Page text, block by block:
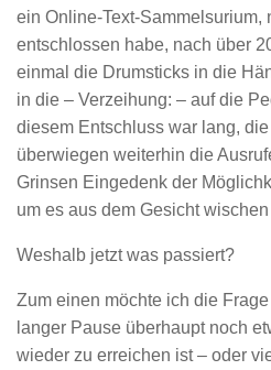
ein Online-Text-Sammelsurium,
entschlossen habe, nach über
einmal die Drumsticks in die
in die – Verzeihung: – auf die
diesem Entschluss war lang,
überwiegen weiterhin die
Grinsen Eingedenk der
um es aus dem Gesicht
Weshalb jetzt was passiert?
Zum einen möchte ich die
langer Pause überhaupt noch
wieder zu erreichen ist – oder